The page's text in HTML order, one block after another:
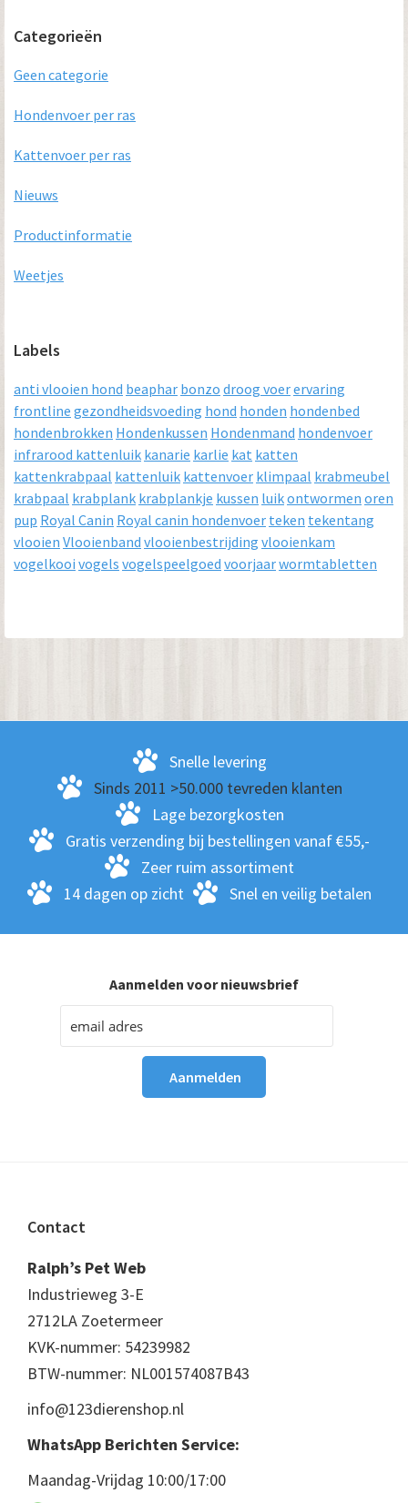
Categorieën
Geen categorie
Hondenvoer per ras
Kattenvoer per ras
Nieuws
Productinformatie
Weetjes
Labels
anti vlooien hond beaphar bonzo droog voerervaring
frontline gezondheidsvoeding hond honden hondenbed
hondenbrokken Hondenkussen Hondenmand hondenvoer
infrarood kattenluik kanarie karlie kat katten
kattenkrabpaal kattenluik kattenvoer klimpaal krabmeubel
krabpaal krabplank krabplankje kussen luikontwormen oren
pup Royal Canin Royal canin hondenvoer teken tekentang
vlooien Vlooienband vlooienbestrijding vlooienkam
vogelkooi vogels vogelspeelgoed voorjaarwormtabletten
Snelle levering
Sinds 2011 >50.000 tevreden klanten
Lage bezorgkosten
Gratis verzending bij bestellingen vanaf €55,-
Zeer ruim assortiment
14 dagen op zicht
Snel en veilig betalen
Aanmelden voor nieuwsbrief
Footer
Contact
Ralph’s Pet Web
Industrieweg 3-E
2712LA Zoetermeer
KVK-nummer: 54239982
BTW-nummer: NL001574087B43
info@123dierenshop.nl
WhatsApp Berichten Service:
Maandag-Vrijdag 10:00/17:00